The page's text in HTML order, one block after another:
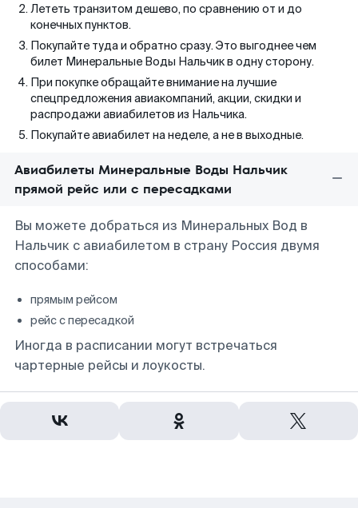
Лететь транзитом дешево, по сравнению от и до
конечных пунктов.
Покупайте туда и обратно сразу. Это выгоднее чем
билет Минеральные Воды Нальчик в одну сторону.
При покупке обращайте внимание на лучшие
спецпредложения авиакомпаний, акции, скидки и
распродажи авиабилетов из Нальчика.
Покупайте авиабилет на неделе, а не в выходные.
Авиабилеты Минеральные Воды Нальчик
прямой рейс или с пересадками
Вы можете добраться из Минеральных Вод в
Нальчик с авиабилетом в страну Россия двумя
способами:
прямым рейсом
рейс с пересадкой
Иногда в расписании могут встречаться
чартерные рейсы и лоукосты.